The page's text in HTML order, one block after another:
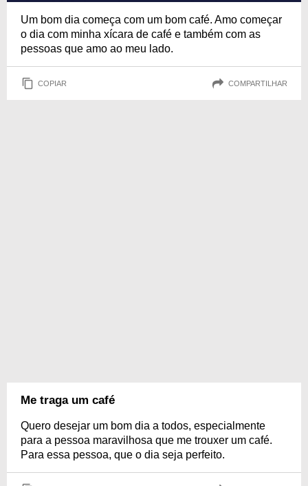
Um bom dia começa com um bom café. Amo começar
o dia com minha xícara de café e também com as
pessoas que amo ao meu lado.
COPIAR COMPARTILHAR
Me traga um café
Quero desejar um bom dia a todos, especialmente
para a pessoa maravilhosa que me trouxer um café.
Para essa pessoa, que o dia seja perfeito.